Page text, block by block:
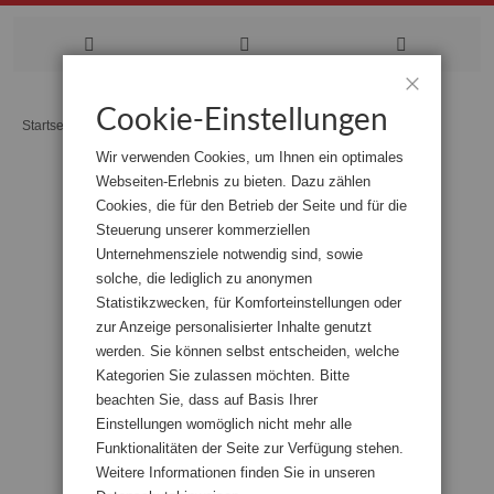
Startseite Der Schnoor
Cookie-Einstellungen
Wir verwenden Cookies, um Ihnen ein optimales
Webseiten-Erlebnis zu bieten. Dazu zählen
Cookies, die für den Betrieb der Seite und für die
Steuerung unserer kommerziellen
Unternehmensziele notwendig sind, sowie
solche, die lediglich zu anonymen
Statistikzwecken, für Komforteinstellungen oder
zur Anzeige personalisierter Inhalte genutzt
werden. Sie können selbst entscheiden, welche
Kategorien Sie zulassen möchten. Bitte
beachten Sie, dass auf Basis Ihrer
Einstellungen womöglich nicht mehr alle
Funktionalitäten der Seite zur Verfügung stehen.
Weitere Informationen finden Sie in unseren